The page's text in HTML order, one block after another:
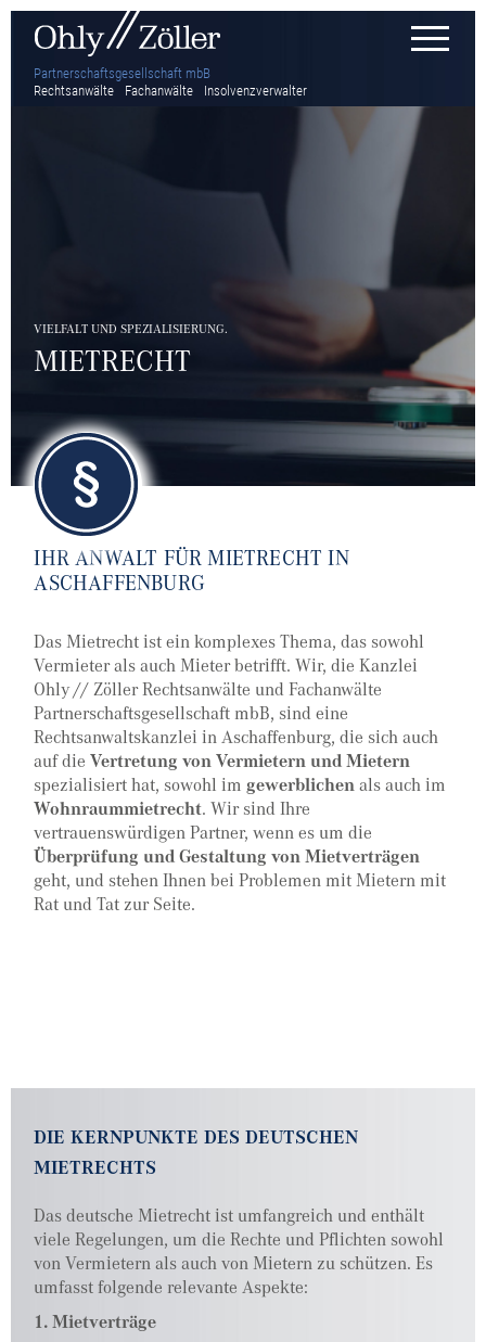
Partnerschaftsgesellschaft mbB
Rechtsanwälte
Fachanwälte Insolvenzverwalter
VIELFALT UND SPEZIALISIERUNG.
MIETRECHT
IHR ANWALT FÜR MIETRECHT IN
ASCHAFFENBURG
Das Mietrecht ist ein komplexes Thema, das sowohl
Vermieter als auch Mieter betrifft. Wir, die Kanzlei
Ohly // Zöller Rechtsanwälte und Fachanwälte
Partnerschaftsgesellschaft mbB, sind eine
Rechtsanwaltskanzlei in Aschaffenburg, die sich auch
auf dieVertretung von Vermietern und Mietern
spezialisiert hat, sowohl im gewerblichenals auch im
Wohnraummietrecht. Wir sind Ihre
vertrauenswürdigen Partner, wenn es um die
Überprüfung und Gestaltung von Mietverträgen
geht, und stehen Ihnen bei Problemen mit Mietern mit
Rat und Tat zur Seite.
DIE KERNPUNKTE DES DEUTSCHEN
MIETRECHTS
Das deutsche Mietrecht ist umfangreich und enthält
viele Regelungen, um die Rechte und Pflichten sowohl
von Vermietern als auch von Mietern zu schützen. Es
umfasst folgende relevante Aspekte:
1. Mietverträge